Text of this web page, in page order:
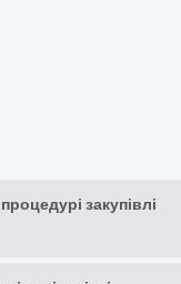
закупівлі